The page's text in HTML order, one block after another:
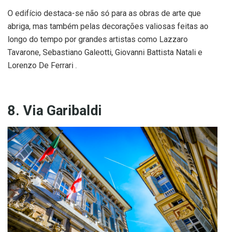
O edifício destaca-se não só para as obras de arte que
abriga, mas também pelas decorações valiosas feitas ao
longo do tempo por grandes artistas como Lazzaro
Tavarone, Sebastiano Galeotti, Giovanni Battista Natali e
Lorenzo De Ferrari .
8. Via Garibaldi